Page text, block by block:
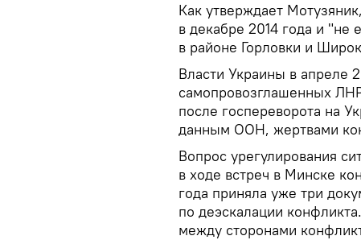
Как утверждает
в декабре 2014 года и
в районе Горловки и
Власти Украины в апреле
самопровозглашенных
после госпереворота на
данным ООН, жертвами
Вопрос урегулирования
в ходе встреч в Минске
года приняла уже три
по деэскалации
между сторонами